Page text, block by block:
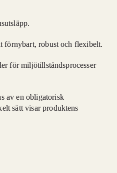
förnybart, robust och flexibelt.
för miljötillståndsprocesser
av en obligatorisk
sätt visar produktens